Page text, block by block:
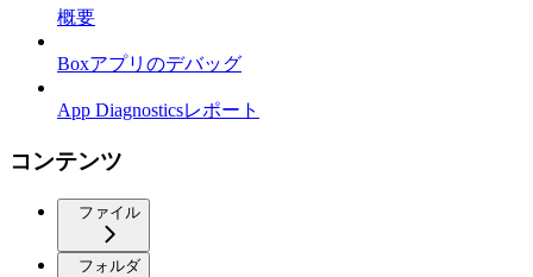
概要
Boxアプリのデバッグ
App Diagnosticsレポート
コンテンツ
ファイル
フォルダ